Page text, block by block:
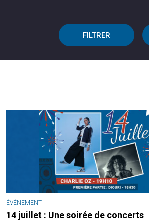
FILTRER
ÉVÉNEMENT
14 juillet : Une soirée de concerts